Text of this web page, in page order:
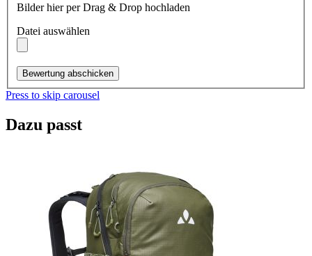
Bilder hier per Drag & Drop hochladen
Datei auswählen
Bewertung abschicken
Press to skip carousel
Dazu passt